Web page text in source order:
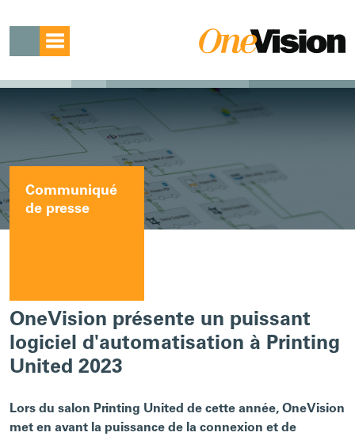
Communiqué
de presse
OneVision présente un puissant
logiciel d'automatisation à Printing
United 2023
Lors du salon Printing United de cette année, OneVision
met en avant la puissance de la connexion et de